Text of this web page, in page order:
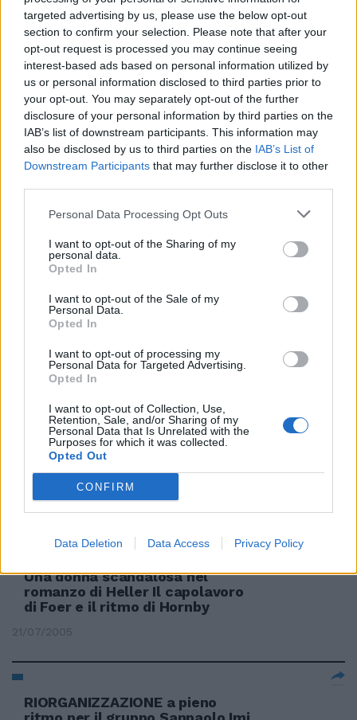
targeted advertising by us, please use the below opt-out
section to confirm your selection. Please note that after your
opt-out request is processed you may continue seeing
interest-based ads based on personal information utilized by
us or personal information disclosed to third parties prior to
your opt-out. You may separately opt-out of the further
disclosure of your personal information by third parties on the
IAB’s list of downstream participants. This information may
also be disclosed by us to third parties on the IAB’s List of
Downstream Participants that may further disclose it to other
Personal Data Processing Opt Outs
I want to opt-out of the Sharing of my
personal data.
Opted In
I want to opt-out of the Sale of my
Personal Data.
Opted In
I want to opt-out of processing my
Personal Data for Targeted Advertising.
Opted In
I want to opt-out of Collection, Use,
Retention, Sale, and/or Sharing of my
Personal Data that Is Unrelated with the
Purposes for which it was collected.
Opted Out
CONFIRM
Data Deletion Data Access Privacy Policy
buonismo, il nuovo ...
10/03/2008
Aumenta del 5,3% nel 2007 il
gettito Iva, con un ritmo di ...
02/02/2008
di GIORGIO CERBAI OPORTO — S
sostenuto e scorrevole oppure
in ambiente jazzistico ...
La corruzione in polizia a ritmo
martellante
Il dg della Rai Meocci pensa a
ritmo di rock
Una donna scandalosa nel
romanzo di Heller Il capolavoro
di Foer e il ritmo di Hornby
21/07/2005
RIORGANIZZAZIONE a pieno